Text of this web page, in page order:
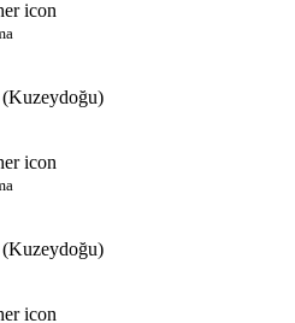
(Kuzeydoğu)
(Kuzeydoğu)